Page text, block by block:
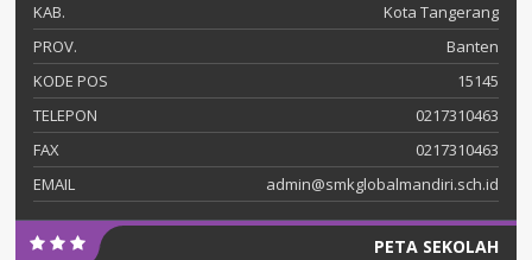
KAB.
Kota Tangerang
PROV.
Banten
KODE POS
15145
TELEPON
0217310463
FAX
0217310463
EMAIL
admin@smkglobalmandiri.sch.id
PETA SEKOLAH